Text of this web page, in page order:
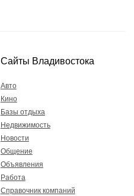
Сайты Владивостока
Авто
Кино
Базы отдыха
Недвижимость
Новости
Общение
Объявления
Работа
Справочник компаний